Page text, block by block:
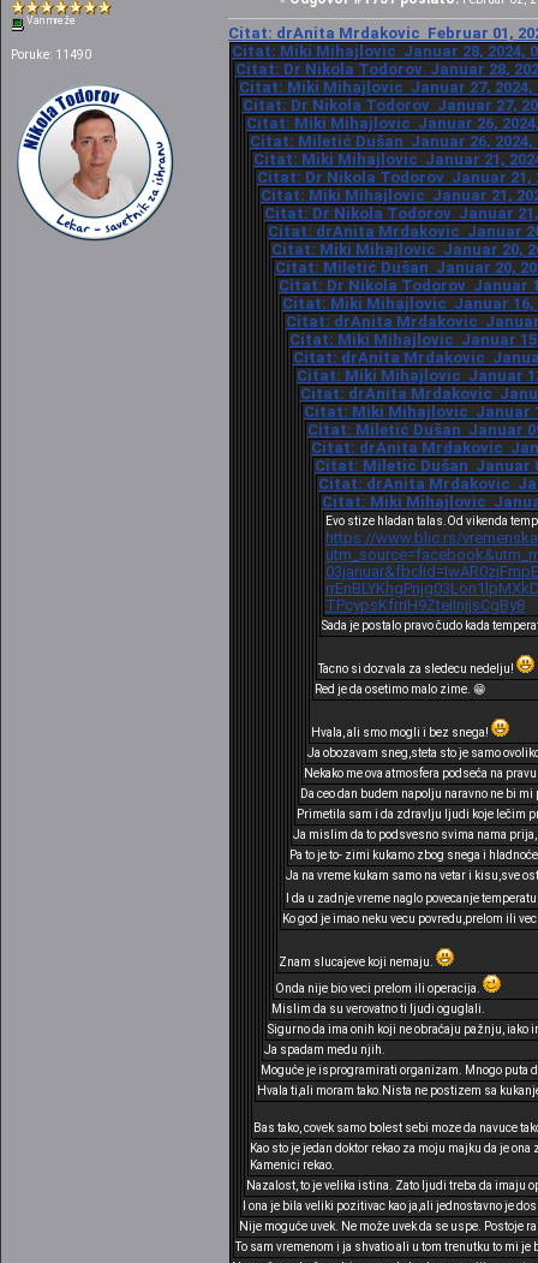
Van mreže
Poruke: 11490
Citat: drAnita Mrdakovic Februar 01,
Citat: Miki Mihajlovic Januar 28, 2024,
Citat: Dr Nikola Todorov Januar 28,
Citat: Miki Mihajlovic Januar 27, 2024,
Citat: Dr Nikola Todorov Januar 27,
Citat: Miki Mihajlovic Januar 26,
Citat: Miletić Dušan Januar 26, 2024,
Citat: Miki Mihajlovic Januar 21,
Citat: Dr Nikola Todorov Januar 21,
Citat: Miki Mihajlovic Januar 21,
Citat: Dr Nikola Todorov Januar 21,
Citat: drAnita Mrdakovic Januar
Citat: Miki Mihajlovic Januar 20,
Citat: Miletić Dušan Januar 20,
Citat: Dr Nikola Todorov Januar
Citat: Miki Mihajlovic Januar 16,
Citat: drAnita Mrdakovic Januar
Citat: Miki Mihajlovic Januar 15,
Citat: drAnita Mrdakovic
Citat: Miki Mihajlovic Januar
Citat: drAnita Mrdakovic
Citat: Miki Mihajlovic Januar
Citat: Miletić Dušan Januar
Citat: drAnita Mrdakovic
Citat: Miletić Dušan Januar
Citat: drAnita Mrdakovic
Citat: Miki Mihajlovic
Evo stize hladan talas.Od vikenda
https://www.blic.rs/
TPcypsKfrriH9ZteiInjjsCgBy8
Sada je postalo pravo čudo kada
Tacno si dozvala za sledecu nedelju!
Red je da osetimo malo zime. 😁
Hvala, ali smo mogli i bez snega!
Ja obozavam sneg,steta sto je samo
Nekako me ova atmosfera podseća na
Da ceo dan budem napolju naravno ne bi
Primetila sam i da zdravlju ljudi koje lečim
Ja mislim da to podsvesno svima nama
Pa to je to- zimi kukamo zbog snega i
Ja na vreme kukam samo na vetar i kisu,sve
I da u zadnje vreme naglo povecanje
Ko god je imao neku vecu povredu,prelom ili
Znam slucajeve koji nemaju.
Onda nije bio veci prelom ili operacija.
Mislim da su verovatno ti ljudi oguglali.
Sigurno da ima onih koji ne obraćaju pažnju, iako
Ja spadam medu njih.
Moguće je isprogramirati organizam. Mnogo puta
Hvala ti,ali moram tako.Nista ne postizem sa
Bas tako, covek samo bolest sebi moze da navuce
Kao sto je jedan doktor rekao za moju majku da je
Kamenici rekao.
Nazalost, to je velika istina. Zato ljudi treba da imaju
I ona je bila veliki pozitivac kao ja,ali jednostavno je
Nije moguće uvek. Ne može uvek da se uspe. Postoje
To sam vremenom i ja shvatio ali u tom trenutku to mi je